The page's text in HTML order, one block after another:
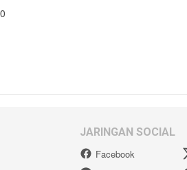
JARINGAN SOCIAL
Facebook